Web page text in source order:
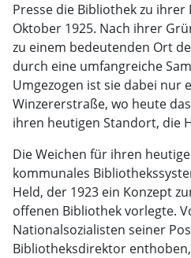
Presse die Bibliothek zu ihrer
Oktober 1925. Nach ihrer
zu einem bedeutenden Ort
durch eine umfangreiche
Umgezogen ist sie dabei nur
Winzererstraße, wo heute
ihren heutigen Standort, die
Die Weichen für ihren
kommunales
Held, der 1923 ein Konzept
offenen Bibliothek vorlegte.
Nationalsozialisten seiner
Bibliotheksdirektor